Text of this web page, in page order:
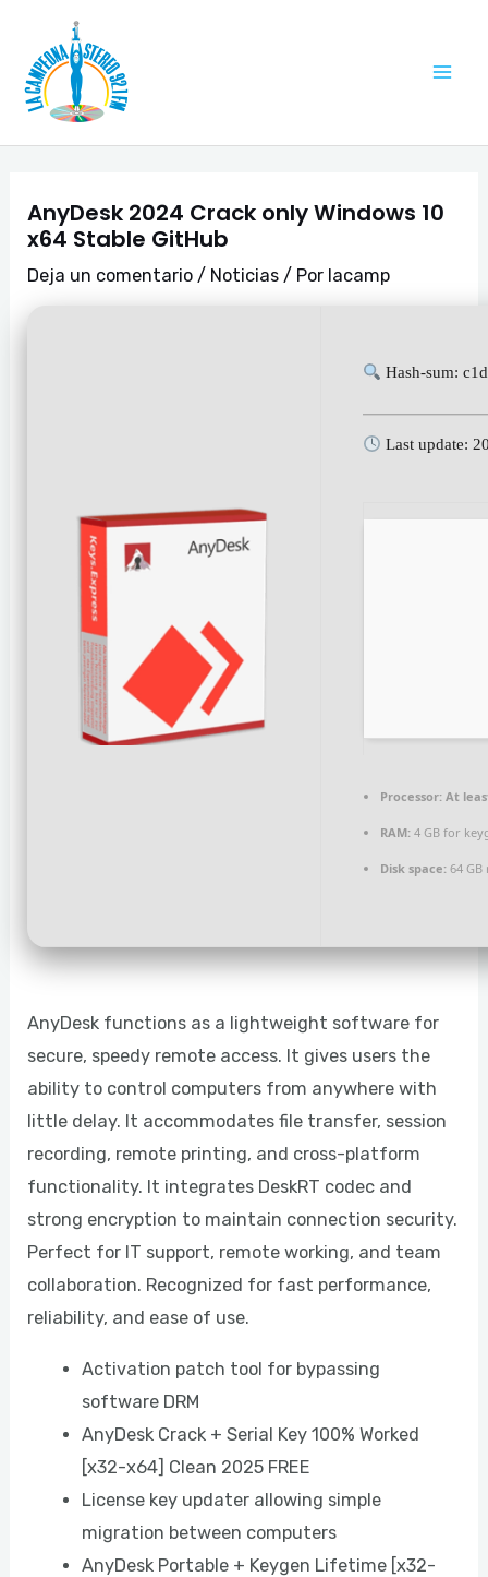
contenido
AnyDesk 2024 Crack only Windows 10
x64 Stable GitHub
Deja un comentario / Noticias / Por lacamp
Hash-sum:
Last update:
Processor: At
RAM: 4 GB for
Disk space: 64
AnyDesk functions as a lightweight software for
secure, speedy remote access. It gives users the
ability to control computers from anywhere with
little delay. It accommodates file transfer, session
recording, remote printing, and cross-platform
functionality. It integrates DeskRT codec and
strong encryption to maintain connection security.
Perfect for IT support, remote working, and team
collaboration. Recognized for fast performance,
reliability, and ease of use.
Activation patch tool for bypassing
software DRM
AnyDesk Crack + Serial Key 100% Worked
[x32-x64] Clean 2025 FREE
License key updater allowing simple
migration between computers
AnyDesk Portable + Keygen Lifetime [x32-
de
entradas